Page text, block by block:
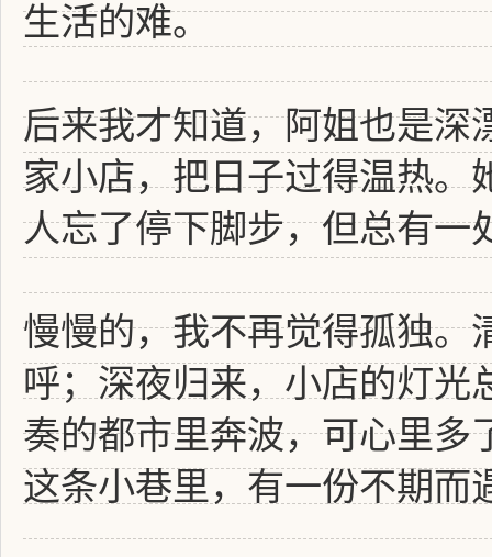
生活的难。
后来我才知道，阿姐也是深
家小店，把日子过得温热。
人忘了停下脚步，但总有一
慢慢的，我不再觉得孤独。
呼；深夜归来，小店的灯光
奏的都市里奔波，可心里多
这条小巷里，有一份不期而